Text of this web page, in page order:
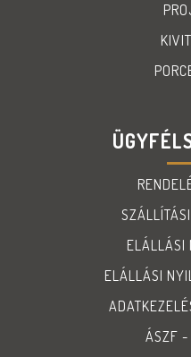
ELÁLLÁSI
ELÁLLÁSI
ÁSZF -